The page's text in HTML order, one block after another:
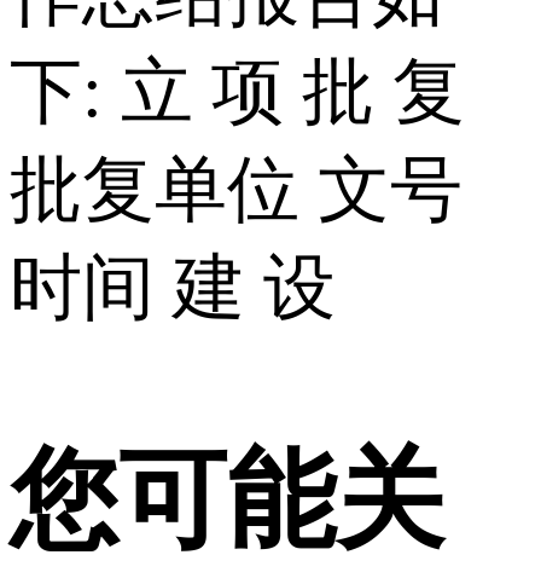
下: 立 项 批 复
批复单位 文号
时间 建 设
您可能关